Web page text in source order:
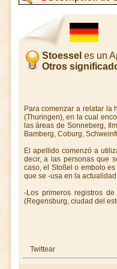
Stoessel es un
Otros
Para comenzar a relatar la
(Thuringen), en la cual
las áreas de Sonneberg,
Bamberg, Coburg,
El apellido comenzó a
decir, a las personas que
caso, el Stoßel o embolo
que se -usa en la
-Los primeros registros
(Regensburg, ciudad del
Twittear